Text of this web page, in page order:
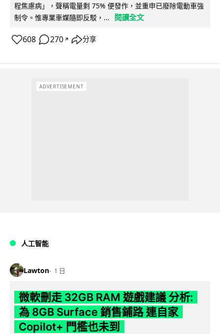
程焦慮病」，聲稱電量剩 75% 便發作，並重申已廢除電動車強
制令。惟專業車媒隨即反駁，...
閱讀全文
608 270 ↗ 分享
ADVERTISEMENT
人工智能
Lawton 1 日
微軟刪走 32GB RAM 遊戲建議 分析:
為 8GB Surface 銷售鋪路 連自家
Copilot+ 門檻也未到